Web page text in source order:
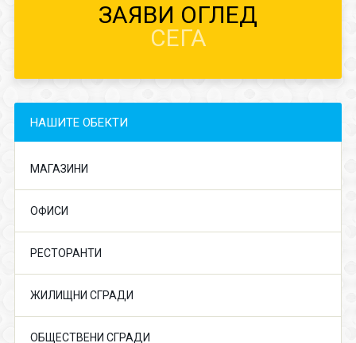
ЗАЯВИ ОГЛЕД
СЕГА
НАШИТЕ ОБЕКТИ
МАГАЗИНИ
ОФИСИ
РЕСТОРАНТИ
ЖИЛИЩНИ СГРАДИ
ОБЩЕСТВЕНИ СГРАДИ